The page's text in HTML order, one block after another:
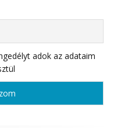
adok az adataim